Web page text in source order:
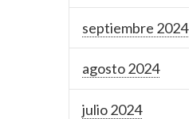
septiembre 2024
agosto 2024
julio 2024